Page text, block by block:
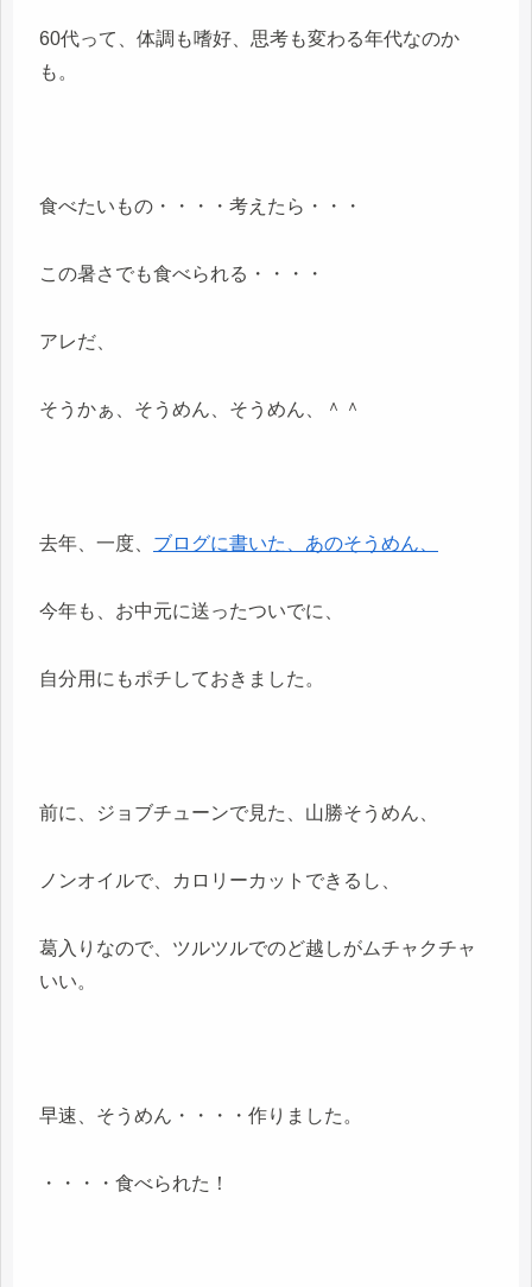
60代って、体調も嗜好、思考も変わる年代なのか
も。
食べたいもの・・・・考えたら・・・
この暑さでも食べられる・・・・
アレだ、
そうかぁ、そうめん、そうめん、＾＾
去年、一度、 ブログに書いた、あのそうめん、
今年も、お中元に送ったついでに、
自分用にもポチしておきました。
前に、ジョブチューンで見た、山勝そうめん、
ノンオイルで、カロリーカットできるし、
葛入りなので、ツルツルでのど越しがムチャクチャ
いい。
早速、そうめん・・・・作りました。
・・・・食べられた！